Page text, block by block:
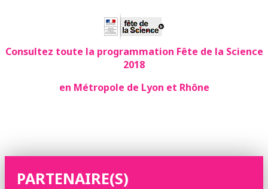
Consultez toute la programmation Fête de la Science
2018
en Métropole de Lyon et Rhône
PARTENAIRE(S)